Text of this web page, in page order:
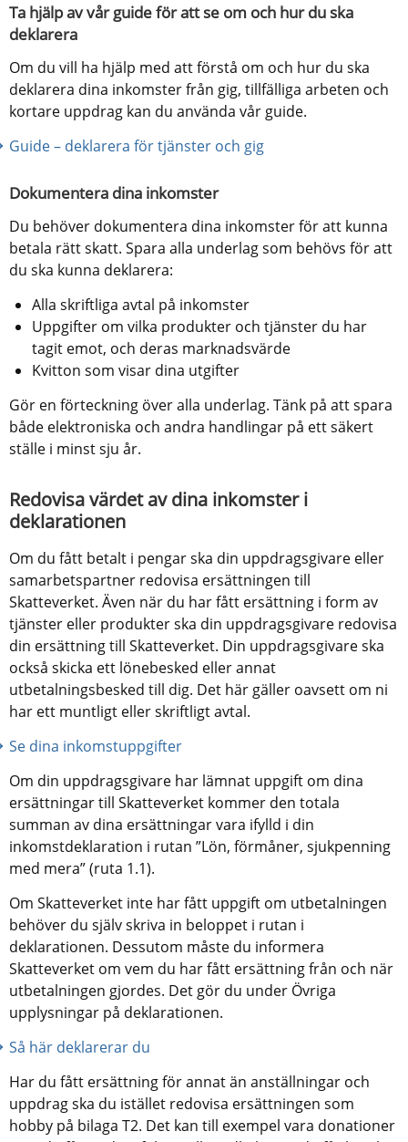
Ta hjälp av vår guide för att se om och hur du ska
deklarera
Om du vill ha hjälp med att förstå om och hur du ska
deklarera dina inkomster från gig, tillfälliga arbeten och
kortare uppdrag kan du använda vår guide.
Guide – deklarera för tjänster och gig
Dokumentera dina inkomster
Du behöver dokumentera dina inkomster för att kunna
betala rätt skatt. Spara alla underlag som behövs för att
du ska kunna deklarera:
Alla skriftliga avtal på inkomster
Uppgifter om vilka produkter och tjänster du har
tagit emot, och deras marknadsvärde
Kvitton som visar dina utgifter
Gör en förteckning över alla underlag. Tänk på att spara
både elektroniska och andra handlingar på ett säkert
ställe i minst sju år.
Redovisa värdet av dina inkomster i
deklarationen
Om du fått betalt i pengar ska din uppdragsgivare eller
samarbetspartner redovisa ersättningen till
Skatteverket. Även när du har fått ersättning i form av
tjänster eller produkter ska din uppdragsgivare redovisa
din ersättning till Skatteverket. Din uppdragsgivare ska
också skicka ett lönebesked eller annat
utbetalningsbesked till dig. Det här gäller oavsett om ni
har ett muntligt eller skriftligt avtal.
Se dina inkomstuppgifter
Om din uppdragsgivare har lämnat uppgift om dina
ersättningar till Skatteverket kommer den totala
summan av dina ersättningar vara ifylld i din
inkomstdeklaration i rutan ”Lön, förmåner, sjukpenning
med mera” (ruta 1.1).
Om Skatteverket inte har fått uppgift om utbetalningen
behöver du själv skriva in beloppet i rutan i
deklarationen. Dessutom måste du informera
Skatteverket om vem du har fått ersättning från och när
utbetalningen gjordes. Det gör du under Övriga
upplysningar på deklarationen.
Så här deklarerar du
Har du fått ersättning för annat än anställningar och
uppdrag ska du istället redovisa ersättningen som
hobby på bilaga T2. Det kan till exempel vara donationer